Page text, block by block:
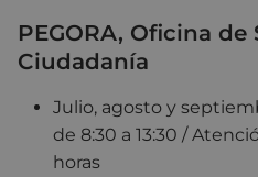
PEGORA, Oficina de
Ciudadanía
Julio, agosto y
de 8:30 a 13:30 /
horas